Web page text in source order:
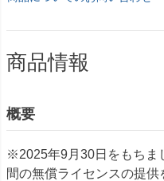
商品情報
概要
※2025年9月30日をもちま
間の無償ライセンスの提